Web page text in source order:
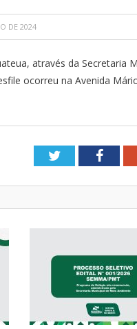
DE 2024
através da Secretaria
ocorreu na Avenida
Twitter